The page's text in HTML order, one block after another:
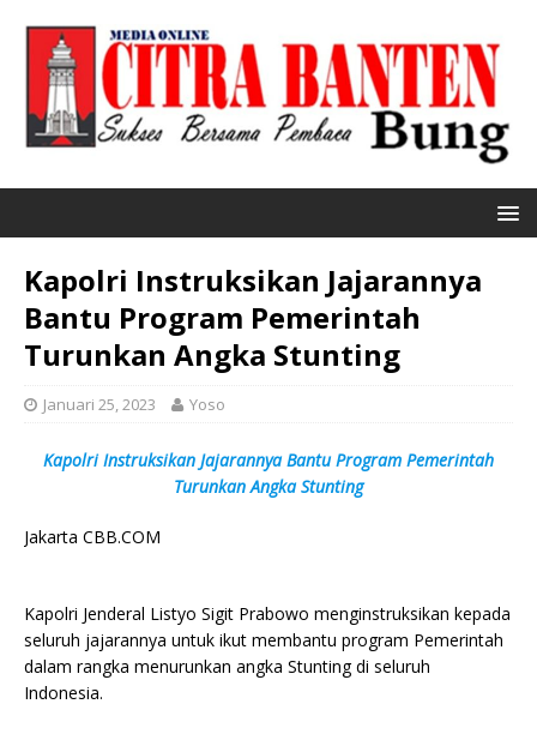
Kapolri Instruksikan Jajarannya
Bantu Program Pemerintah
Turunkan Angka Stunting
Januari 25, 2023 Yoso
Kapolri Instruksikan Jajarannya Bantu Program Pemerintah
Turunkan Angka Stunting
Jakarta CBB.COM
Kapolri Jenderal Listyo Sigit Prabowo menginstruksikan kepada
seluruh jajarannya untuk ikut membantu program Pemerintah
dalam rangka menurunkan angka Stunting di seluruh
Indonesia.